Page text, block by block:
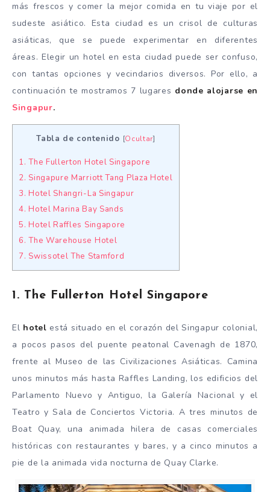
más frescos y comer la mejor comida en tu viaje por el
sudeste asiático. Esta ciudad es un crisol de culturas
asiáticas, que se puede experimentar en diferentes
áreas. Elegir un hotel en esta ciudad puede ser confuso,
con tantas opciones y vecindarios diversos. Por ello, a
continuación te mostramos 7 lugares donde alojarse en
Singapur.
Tabla de contenido [Ocultar]
1. The Fullerton Hotel Singapore
2. Singapure Marriott Tang Plaza Hotel
3. Hotel Shangri-La Singapur
4. Hotel Marina Bay Sands
5. Hotel Raffles Singapore
6. The Warehouse Hotel
7. Swissotel The Stamford
1. The Fullerton Hotel Singapore
El hotel está situado en el corazón del Singapur colonial,
a pocos pasos del puente peatonal Cavenagh de 1870,
frente al Museo de las Civilizaciones Asiáticas. Camina
unos minutos más hasta Raffles Landing, los edificios del
Parlamento Nuevo y Antiguo, la Galería Nacional y el
Teatro y Sala de Conciertos Victoria. A tres minutos de
Boat Quay, una animada hilera de casas comerciales
históricas con restaurantes y bares, y a cinco minutos a
pie de la animada vida nocturna de Quay Clarke.